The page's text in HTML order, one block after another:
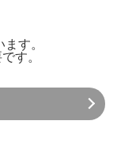
す。
す。